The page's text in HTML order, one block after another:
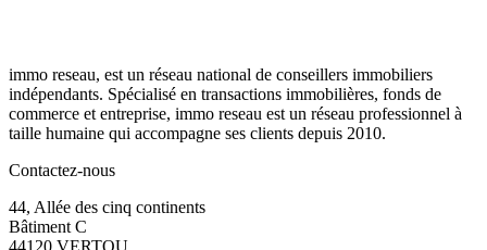
immo reseau, est un réseau national de conseillers immobiliers
indépendants. Spécialisé en transactions immobilières, fonds de
commerce et entreprise, immo reseau est un réseau professionnel à
taille humaine qui accompagne ses clients depuis 2010.
Contactez-nous
44, Allée des cinq continents
Bâtiment C
44120 VERTOU